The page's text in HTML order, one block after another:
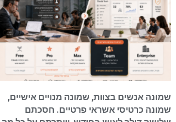
שמונה אנשים בצוות, שמונה מנויים אישיים,
שמונה כרטיסי אשראי פרטיים. חסכתם